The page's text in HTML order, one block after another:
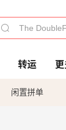
转运
闲置拼单